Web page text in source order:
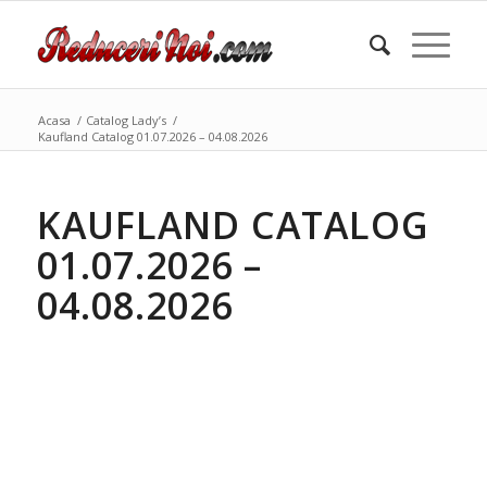
Acasa / Catalog Lady’s /
Kaufland Catalog 01.07.2026 – 04.08.2026
KAUFLAND CATALOG
01.07.2026 –
04.08.2026